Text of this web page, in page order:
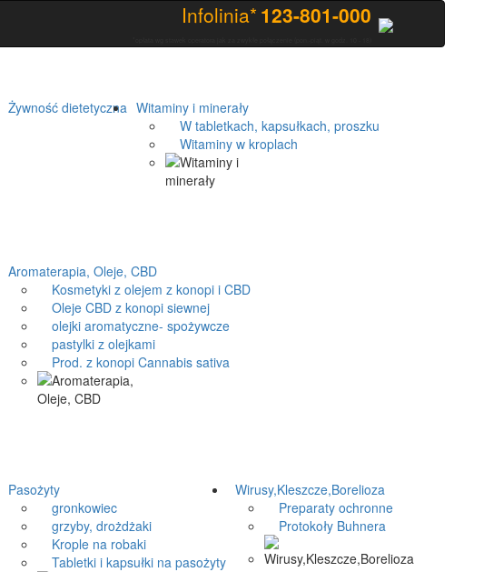
Infolinia* 123-801-000
Żywność dietetyczna Witaminy i minerały
W tabletkach, kapsułkach, proszku
Witaminy w kroplach
Aromaterapia, Oleje, CBD
Kosmetyki z olejem z konopi i CBD
Oleje CBD z konopi siewnej
olejki aromatyczne- spożywcze
pastylki z olejkami
Prod. z konopi Cannabis sativa
Pasożyty
gronkowiec
grzyby, drożdżaki
Krople na robaki
Tabletki i kapsułki na pasożyty
Wirusy,Kleszcze,Borelioza
Preparaty ochronne
Protokoły Buhnera